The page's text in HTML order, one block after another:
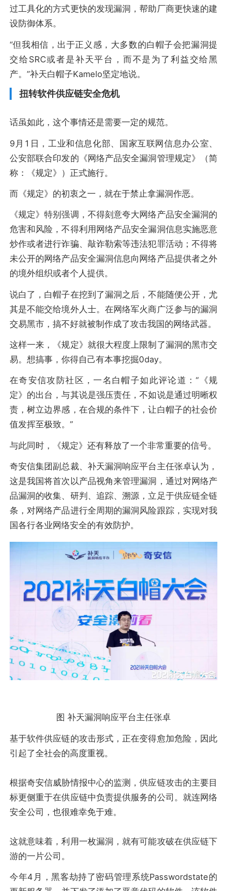
过工具化的方式更快的发现漏洞，帮助厂商更快速的建
设防御体系。
“但我相信，出于正义感，大多数的白帽子会把漏洞提
交给SRC或者是补天平台，而不是为了利益交给黑
产。”补天白帽子Kamelo坚定地说。
扭转软件供应链安全危机
话虽如此，这个事情还是需要一定的规范。
9月1日，工业和信息化部、国家互联网信息办公室、
公安部联合印发的《网络产品安全漏洞管理规定》（简
称：《规定》）正式施行。
而《规定》的初衷之一，就在于禁止拿漏洞作恶。
《规定》特别强调，不得刻意夸大网络产品安全漏洞的
危害和风险，不得利用网络产品安全漏洞信息实施恶意
炒作或者进行诈骗、敲诈勒索等违法犯罪活动；不得将
未公开的网络产品安全漏洞信息向网络产品提供者之外
的境外组织或者个人提供。
说白了，白帽子在挖到了漏洞之后，不能随便公开，尤
其是不能交给境外人士。在网络军火商广泛参与的漏洞
交易黑市，搞不好就被制作成了攻击我国的网络武器。
这样一来，《规定》就很大程度上限制了漏洞的黑市交
易。想搞事，你得自己有本事挖掘0day。
在奇安信攻防社区，一名白帽子如此评论道：“《规
定》的出台，与其说是强压责任，不如说是通过明晰权
责，树立边界感，在合规的条件下，让白帽子的社会价
值发挥至极致。”
与此同时，《规定》还有释放了一个非常重要的信号。
奇安信集团副总裁、补天漏洞响应平台主任张卓认为，
这是我国将首次以产品视角来管理漏洞，通过对网络产
品漏洞的收集、研判、追踪、溯源，立足于供应链全链
条，对网络产品进行全周期的漏洞风险跟踪，实现对我
国各行各业网络安全的有效防护。
图 补天漏洞响应平台主任张卓
基于软件供应链的攻击形式，正在变得愈加危险，因此
引起了全社会的高度重视。
根据奇安信威胁情报中心的监测，供应链攻击的主要目
标更侧重于在供应链中负责提供服务的公司。就连网络
安全公司，也很难幸免于难。
这就意味着，利用一枚漏洞，就有可能攻破在供应链下
游的一片公司。
今年4月，黑客劫持了密码管理系统Passwordstate的